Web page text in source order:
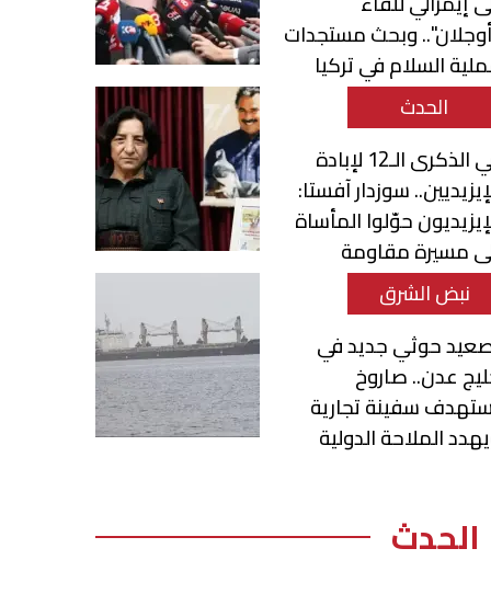
وبحث مستجدات
السلام في تركيا
الحدث
في الذكرى الـ12 لإبادة
سوزدار آفستا:
حوّلوا المأساة
مسيرة مقاومة
نبض الشرق
حوثي جديد في
عدن.. صاروخ
سفينة تجارية
الملاحة الدولية
الحدث